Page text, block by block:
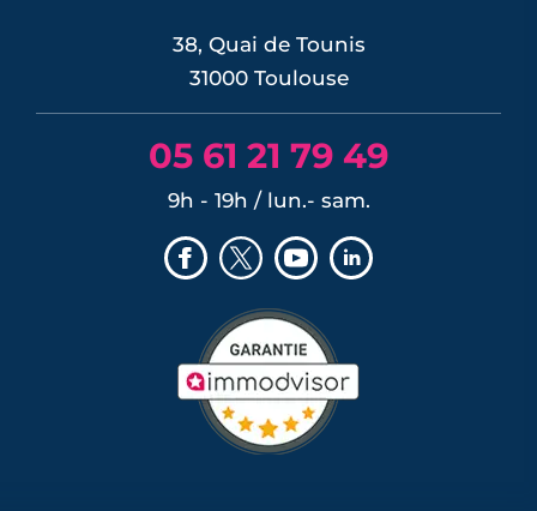
38, Quai de Tounis
31000 Toulouse
05 61 21 79 49
9h - 19h / lun.- sam.